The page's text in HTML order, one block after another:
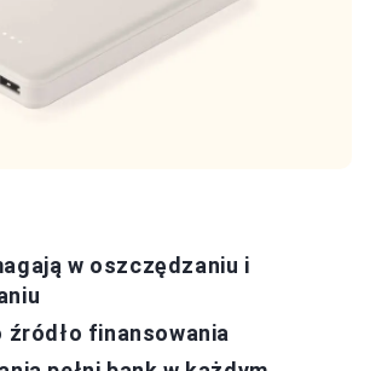
w oszczędzaniu i
źródło finansowania